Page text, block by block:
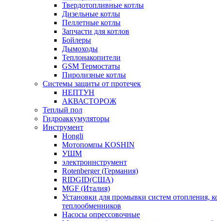
Твердотопливные котлы
Дизельные котлы
Пеллетные котлы
Запчасти для котлов
Бойлеры
Дымоходы
Теплонакопители
GSM Термостаты
Пиролизные котлы
Системы защиты от протечек
НЕПТУН
АКВАСТОРОЖ
Теплый пол
Гидроаккумуляторы
Инструмент
Hongli
Мотопомпы KOSHIN
УШМ
электроинструмент
Rotenberger (Германия)
RIDGID(США)
MGF (Италия)
Установки для промывки систем отопления,
теплообменников
Насосы опрессовочные